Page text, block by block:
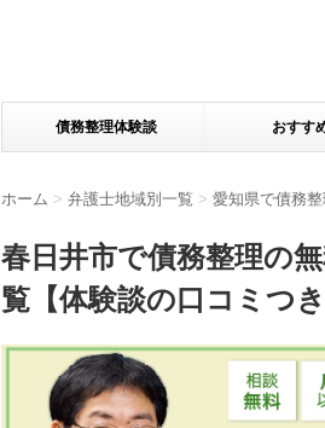
債務整理体験談 おすす
ホーム > 弁護士地域別一覧 > 愛知県で債務
春日井市で債務整理の
覧【体験談の口コミつき